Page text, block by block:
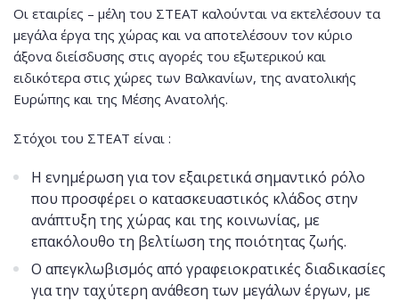
Οι εταιρίες – μέλη του ΣΤΕΑΤ καλούνται να εκτελέσουν τα
μεγάλα έργα της χώρας και να αποτελέσουν τον κύριο
άξονα διείσδυσης στις αγορές του εξωτερικού και
ειδικότερα στις χώρες των Βαλκανίων, της ανατολικής
Ευρώπης και της Μέσης Ανατολής.
Στόχοι του ΣΤΕΑΤ είναι :
Η ενημέρωση για τον εξαιρετικά σημαντικό ρόλο
που προσφέρει ο κατασκευαστικός κλάδος στην
ανάπτυξη της χώρας και της κοινωνίας, με
επακόλουθο τη βελτίωση της ποιότητας ζωής.
Ο απεγκλωβισμός από γραφειοκρατικές διαδικασίες
για την ταχύτερη ανάθεση των μεγάλων έργων, με